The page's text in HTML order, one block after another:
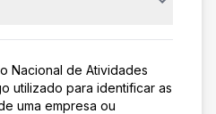
Nacional de Atividades
utilizado para identificar as
uma empresa ou